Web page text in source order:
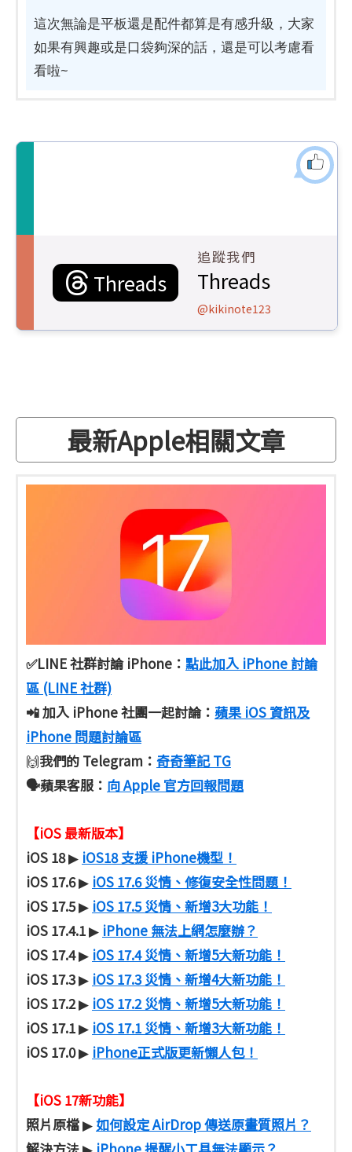
這次無論是平板還是配件都算是有感升級，大家
如果有興趣或是口袋夠深的話，還是可以考慮看
看啦~
Threads
追蹤我們
Threads
@kikinote123
最新Apple相關文章
✅LINE 社群討論 iPhone： 點此加入 iPhone 討論
區 (LINE 社群)
📲 加入 iPhone 社團一起討論： 蘋果 iOS 資訊及
iPhone 問題討論區
🙌我們的 Telegram： 奇奇筆記 TG
🗣️蘋果客服 ： 向 Apple 官方回報問題
【iOS 最新版本】
iOS 18▶ iOS18 支援 iPhone機型！
iOS 17.6▶ iOS 17.6 災情、修復安全性問題！
iOS 17.5▶ iOS 17.5 災情、新增3大功能！
iOS 17.4.1▶ iPhone 無法上網怎麼辦？
iOS 17.4▶ iOS 17.4 災情、新增5大新功能！
iOS 17.3▶ iOS 17.3 災情、新增4大新功能！
iOS 17.2▶ iOS 17.2 災情、新增5大新功能！
iOS 17.1▶ iOS 17.1 災情、新增3大新功能！
iOS 17.0▶ iPhone正式版更新懶人包！
【iOS 17新功能】
照片原檔▶如何設定 AirDrop 傳送原畫質照片？